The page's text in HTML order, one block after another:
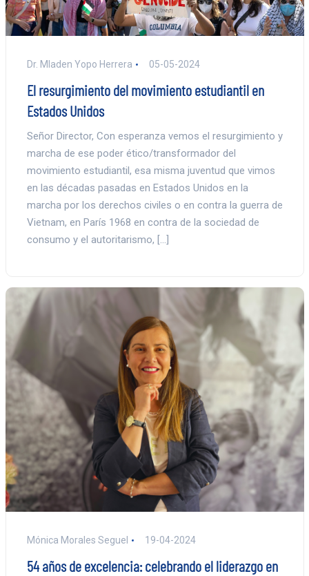
Dr. Mladen Yopo Herrera 05-05-2024
El resurgimiento del movimiento estudiantil en
Estados Unidos
Señor Director, Con esperanza vemos el resurgimiento y
marcha de ese poder ético/transformador del
movimiento estudiantil, esa misma juventud que vimos
en las décadas pasadas en Estados Unidos en la
marcha por los derechos civiles o en contra la guerra de
Vietnam, en París 1968 en contra de la sociedad de
consumo y el autoritarismo, […]
Mónica Morales Seguel 19-04-2024
54 años de excelencia: celebrando el liderazgo en